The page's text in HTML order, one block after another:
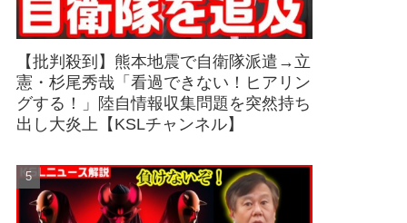
【批判殺到】熊本地震で自衛隊派遣→立
憲・杉尾秀哉「看過できない！ヒアリン
グする！」陸自情報収集問題を突然持ち
出し大炎上【KSLチャンネル】